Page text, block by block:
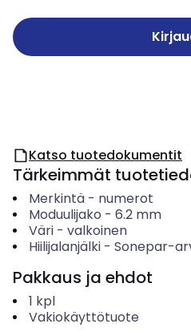
Katso tuotedokumentit
Tärkeimmät
Merkintä- numerot
Moduulijako - 6.2 mm
Väri- valkoinen
Hiilijalanjälki- Sonepar-
Pakkaus ja ehdot
1 kpl
Vakiokäyttötuote